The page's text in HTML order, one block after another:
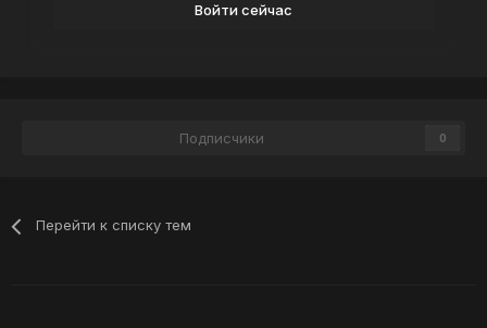
Войти сейчас
Подписчики 0
Перейти к списку тем